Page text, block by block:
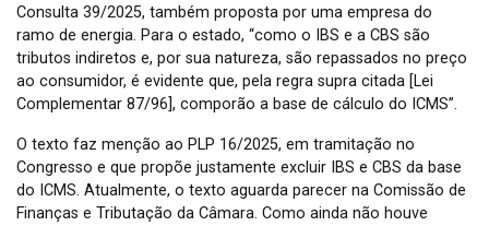
Consulta 39/2025, também proposta por uma empresa do
ramo de energia. Para o estado, “como o IBS e a CBS são
tributos indiretos e, por sua natureza, são repassados no preço
ao consumidor, é evidente que, pela regra supra citada [Lei
Complementar 87/96], comporão a base de cálculo do ICMS”.
O texto faz menção ao PLP 16/2025, em tramitação no
Congresso e que propõe justamente excluir IBS e CBS da base
do ICMS. Atualmente, o texto aguarda parecer na Comissão de
Finanças e Tributação da Câmara. Como ainda não houve